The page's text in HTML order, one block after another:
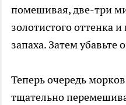
помешивая, две-три
золотистого оттенка
запаха. Затем
Теперь очередь
тщательно